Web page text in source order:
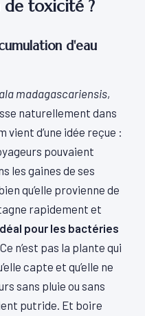
toxicité ?
d'eau
madagascariensis,
naturellement dans
vient d’une idée reçue :
pouvaient
les gaines de ses
qu’elle provienne de
rapidement et
pour les bactéries
. Ce n’est pas la plante qui
capte et qu’elle ne
sans pluie ou sans
putride. Et boire